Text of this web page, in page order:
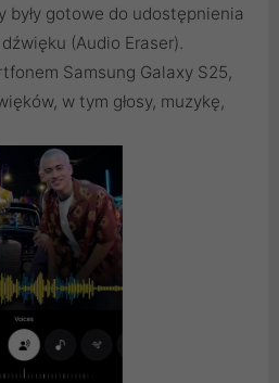
były gotowe do udostępnienia
(Audio Eraser).
Samsung Galaxy S25,
w tym głosy, muzykę,